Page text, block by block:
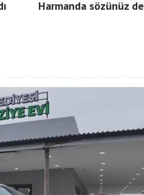
Harmanda sözünüz de